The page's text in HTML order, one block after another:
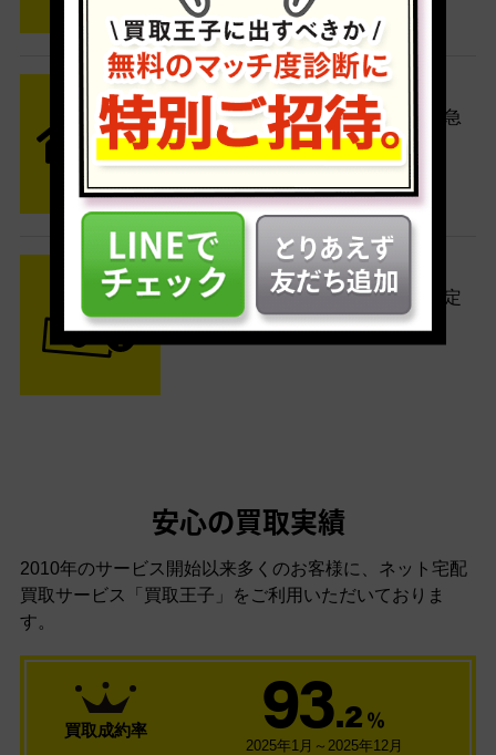
STEP2 発送
送料無料でご自宅から発送！佐川急
便がご自宅まで引き取りに伺いま
す。
STEP3 ご入金
査定結果はメールでお知らせ。査定
結果がOKなら金額をお支払い！
安心の買取実績
2010年のサービス開始以来多くのお客様に、 ネット宅配
買取サービス「買取王子」をご利用いただいておりま
す。
買取成約率 93.2 ％
2025年1月～2025年12月